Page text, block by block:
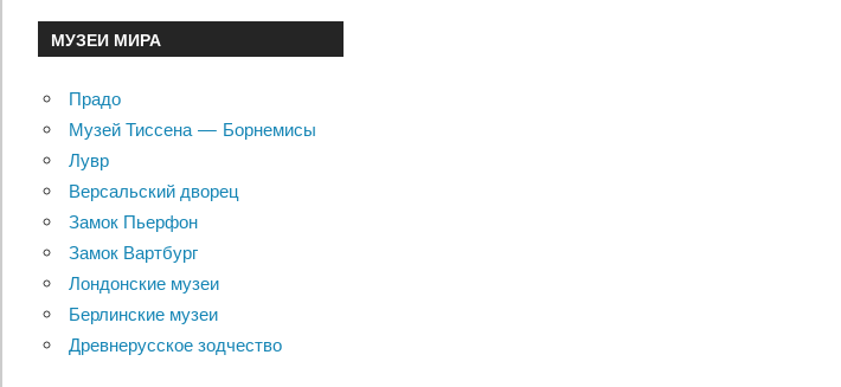
МУЗЕИ МИРА
Прадо
Музей Тиссена — Борнемисы
Лувр
Версальский дворец
Замок Пьерфон
Замок Вартбург
Лондонские музеи
Берлинские музеи
Древнерусское зодчество